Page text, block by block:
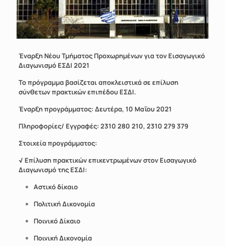
Έναρξη Νέου Τμήματος Προχωρημένων για τον Εισαγωγικό
Διαγωνισμό ΕΣΔΙ 2021
Το πρόγραμμα βασίζεται αποκλειστικά σε επίλυση
σύνθετων πρακτικών επιπέδου ΕΣΔΙ.
Έναρξη προγράμματος: Δευτέρα, 10 Μαΐου 2021
Πληροφορίες/ Εγγραφές: 2310 280 210, 2310 279 379
Στοιχεία προγράμματος:
√ Επίλυση πρακτικών επικεντρωμένων στον Εισαγωγικό
Διαγωνισμό της ΕΣΔΙ:
Αστικό δίκαιο
Πολιτική Δικονομία
Ποινικό Δίκαιο
Ποινική Δικονομία